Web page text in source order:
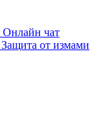
Онлайн чат
Защита от измами